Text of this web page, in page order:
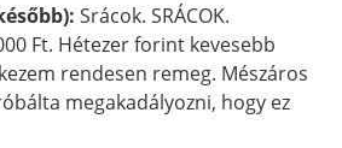
Srácok. SRÁCOK.
Ft. Hétezer forint kevesebb
rendesen remeg. Mészáros
megakadályozni, hogy ez